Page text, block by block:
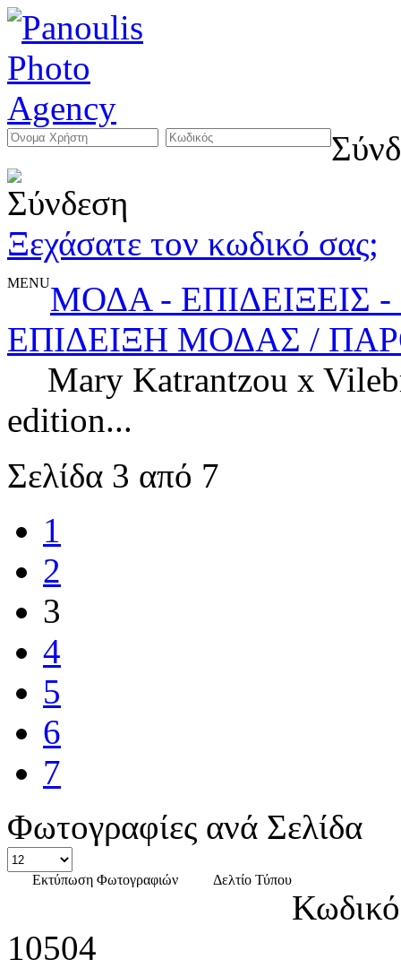
Ξεχάσατε τον κωδικό σας;
MENUΜΟΔΑ - ΕΠΙΔΕΙΞΕΙΣ
ΕΠΙΔΕΙΞΗ ΜΟΔΑΣ /
Mary Katrantzou x
edition...
Σελίδα 3 από 7
1
2
3
4
5
6
7
Φωτογραφίες ανά Σελίδα
Εκτύπωση Φωτογραφιών Δελτίο Τύπου
10504